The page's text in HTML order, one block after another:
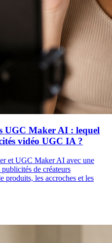
UGC Maker AI : lequel
vidéo UGC IA ?
et UGC Maker AI avec une
de créateurs
produits, les accroches et les